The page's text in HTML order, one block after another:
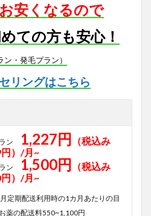
安くなるので
ての方も安心！
ン・発毛プラン）
リングはこちら
ン 1,227円 （税込み
）/月~
ン 1,500円 （税込み
）/月~
定期配送利用時の1カ月あたりの目
薬の配送料550~1,100円